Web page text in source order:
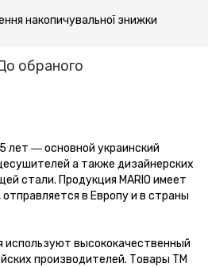
накопичувальної знижки
обраного
лет ― основной украинский
а также дизайнерских
стали. Продукция MARIO имеет
в Европу и в страны
используют высококачественный
производителей. Товары ТМ